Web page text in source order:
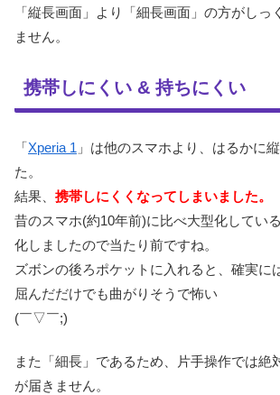
「縦長画面」より「細長画面」の方がしっ
ません。
携帯しにくい & 持ちにくい
「 Xperia 1 」は他のスマホより、はるかに
た。
結果、 携帯しにくくなってしまいました。
昔のスマホ(約10年前)に比べ大型化してい
化しましたので当たり前ですね。
ズボンの後ろポケットに入れると、確実に
屈んだだけでも曲がりそうで怖い
(￣▽￣;)
また「細長」であるため、片手操作では絶
が届きません。